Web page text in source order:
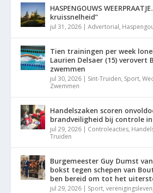
HASPENGOUWS
kruissnelheid”
jul 31, 2026 |Advertorial,
Tien trainingen per week
Laurien Delsaer (15) verovert
zwemmen
jul 30, 2026 | Sint-Truiden, Sport,
Zwemmen
Handelszaken scoren
brandveiligheid bij controle
jul 29, 2026 | Controleacties,
Truiden
Burgemeester Guy Dumst
bokst tegen schepen van
ben bereid om tot het
jul 29, 2026 | Sport,verenigingsleven